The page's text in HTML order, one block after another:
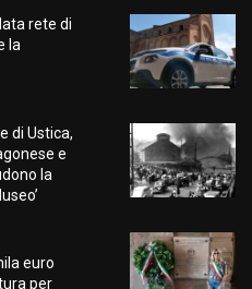
rete di
la
di Ustica,
e
la
euro
per